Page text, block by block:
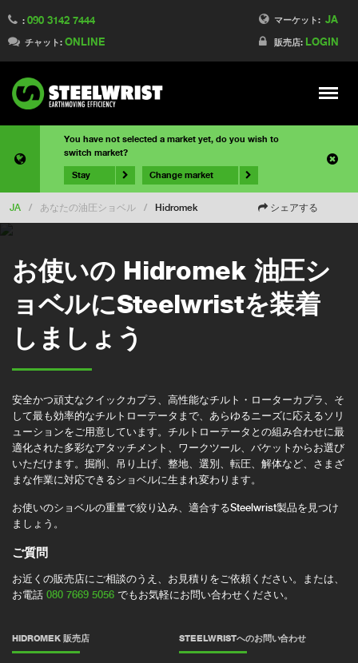
マーケット: JA
販売店: LOGIN
: 090 3142 7444
チャット: ONLINE
Meny
You have not selected a market yet, do you wish to
switch market?
Stay Change market
JA / あなたの油圧ショベル / Hidromek シェアする
お使いの Hidromek 油圧シ
ョベルにSteelwristを装着
しましょう
安全かつ頑丈なクイックカプラ、高性能なチルト・ローターカプラ、そ
して最も効率的なチルトローテータまで、あらゆるニーズに応えるソリ
ューションをご用意しています。チルトローテータとの組み合わせに最
適化された多彩なアタッチメント、ワークツール、バケットからお選び
いただけます。掘削、吊り上げ、整地、選別、転圧、解体など、さまざ
まな作業に対応できるショベルに生まれ変わります。
お使いのショベルの重量で絞り込み、適合するSteelwrist製品を見つけ
ましょう。
ご質問
お近くの販売店にご相談のうえ、お見積りをご依頼ください。または、
お電話 080 7669 5056 でもお気軽にお問い合わせください。
HIDROMEK 販売店 STEELWRISTへのお問い合わせ